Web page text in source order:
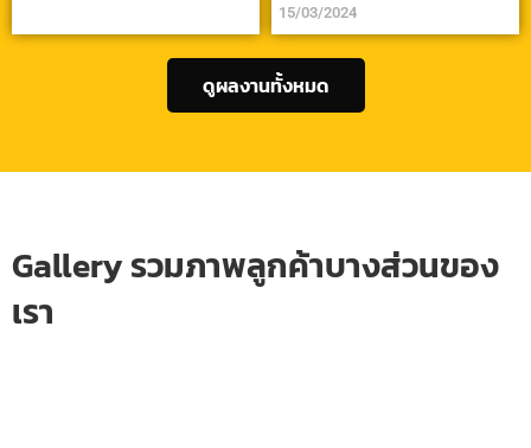
15/03/2024
ดูผลงานทั้งหมด
Gallery รวมภาพลูกค้าบางส่วนของ
เรา